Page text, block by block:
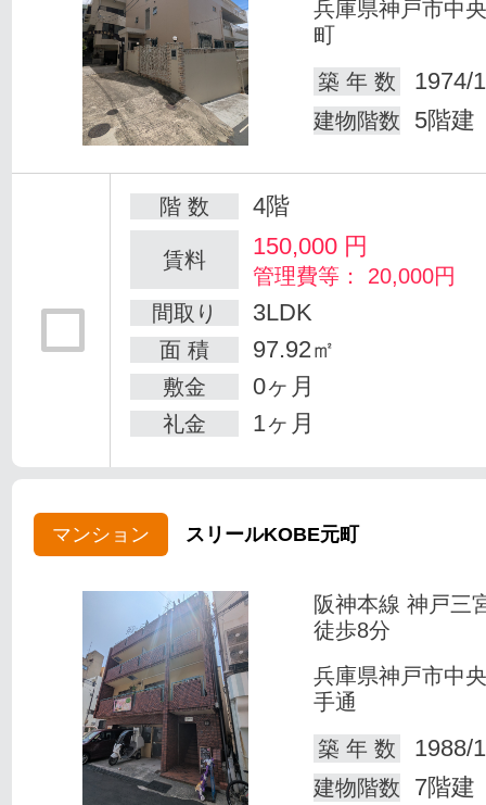
兵庫県神戸市中
町
築 年 数
1974/
建物階数 5階建
階 数 4階
賃料 150,000 円
管理費等： 20,000円
間取り
3LDK
面 積 97.92㎡
敷金 0ヶ月
礼金 1ヶ月
マンション スリールKOBE元町
阪神本線 神戸三
徒歩8分
兵庫県神戸市中
手通
築 年 数
1988/
建物階数 7階建